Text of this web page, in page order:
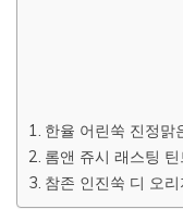
한율 어린쑥 진정
롬앤 쥬시 래스팅
참존 인진쑥 디 오